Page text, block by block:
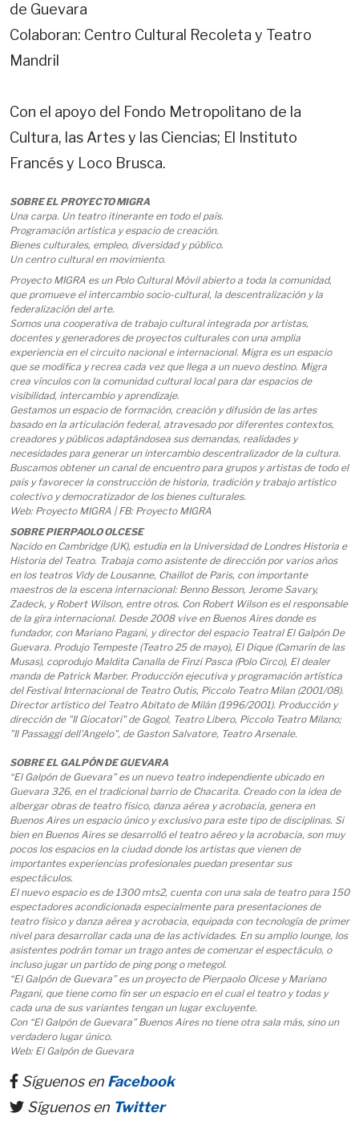
de Guevara
Colaboran: Centro Cultural Recoleta y Teatro
Mandril
Con el apoyo del Fondo Metropolitano de la
Cultura, las Artes y las Ciencias; El Instituto
Francés y Loco Brusca.
SOBRE EL PROYECTO MIGRA
Una carpa. Un teatro itinerante en todo el país.
Programación artística y espacio de creación.
Bienes culturales, empleo, diversidad y público.
Un centro cultural en movimiento.
Proyecto MIGRA es un Polo Cultural Móvil abierto a toda la comunidad,
que promueve el intercambio socio-cultural, la descentralización y la
federalización del arte.
Somos una cooperativa de trabajo cultural integrada por artistas,
docentes y generadores de proyectos culturales con una amplia
experiencia en el circuito nacional e internacional. Migra es un espacio
que se modifica y recrea cada vez que llega a un nuevo destino. Migra
crea vínculos con la comunidad cultural local para dar espacios de
visibilidad, intercambio y aprendizaje.
Gestamos un espacio de formación, creación y difusión de las artes
basado en la articulación federal, atravesado por diferentes contextos,
creadores y públicos adaptándosea sus demandas, realidades y
necesidades para generar un intercambio descentralizador de la cultura.
Buscamos obtener un canal de encuentro para grupos y artistas de todo el
país y favorecer la construcción de historia, tradición y trabajo artístico
colectivo y democratizador de los bienes culturales.
Web: Proyecto MIGRA | FB: Proyecto MIGRA
SOBRE PIERPAOLO OLCESE
Nacido en Cambridge (UK), estudia en la Universidad de Londres Historia e
Historia del Teatro. Trabaja como asistente de dirección por varios años
en los teatros Vidy de Lousanne, Chaillot de Paris, con importante
maestros de la escena internacional: Benno Besson, Jerome Savary,
Zadeck, y Robert Wilson, entre otros. Con Robert Wilson es el responsable
de la gira internacional. Desde 2008 vive en Buenos Aires donde es
fundador, con Mariano Pagani, y director del espacio Teatral El Galpón De
Guevara. Produjo Tempeste (Teatro 25 de mayo), El Dique (Camarín de las
Musas), coprodujo Maldita Canalla de Finzi Pasca (Polo Circo), El dealer
manda de Patrick Marber. Producción ejecutiva y programación artística
del Festival Internacional de Teatro Outis, Piccolo Teatro Milan (2001/08).
Director artístico del Teatro Abitato de Milán (1996/2001). Producción y
dirección de "Il Giocatori" de Gogol, Teatro Libero, Piccolo Teatro Milano;
"Il Passaggi dell'Angelo", de Gaston Salvatore, Teatro Arsenale.
SOBRE EL GALPÓN DE GUEVARA
“El Galpón de Guevara” es un nuevo teatro independiente ubicado en
Guevara 326, en el tradicional barrio de Chacarita. Creado con la idea de
albergar obras de teatro físico, danza aérea y acrobacia, genera en
Buenos Aires un espacio único y exclusivo para este tipo de disciplinas. Si
bien en Buenos Aires se desarrolló el teatro aéreo y la acrobacia, son muy
pocos los espacios en la ciudad donde los artistas que vienen de
importantes experiencias profesionales puedan presentar sus
espectáculos.
El nuevo espacio es de 1300 mts2, cuenta con una sala de teatro para 150
espectadores acondicionada especialmente para presentaciones de
teatro físico y danza aérea y acrobacia, equipada con tecnología de primer
nivel para desarrollar cada una de las actividades. En su amplio lounge, los
asistentes podrán tomar un trago antes de comenzar el espectáculo, o
incluso jugar un partido de ping pong o metegol.
“El Galpón de Guevara” es un proyecto de Pierpaolo Olcese y Mariano
Pagani, que tiene como fin ser un espacio en el cual el teatro y todas y
cada una de sus variantes tengan un lugar excluyente.
Con “El Galpón de Guevara” Buenos Aires no tiene otra sala más, sino un
verdadero lugar único.
Web: El Galpón de Guevara
Síguenos en Facebook
Síguenos en Twitter